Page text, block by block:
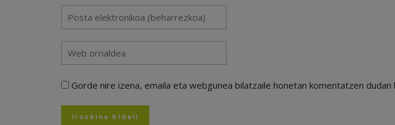
Gorde nire izena, emaila eta webgunea bilatzaile honetan komentatzen dudan